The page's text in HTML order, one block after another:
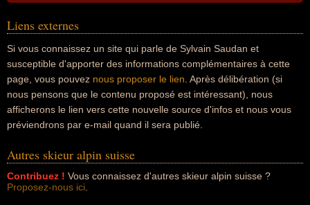
Liens externes
Si vous connaissez un site qui parle de Sylvain Saudan et
susceptible d'apporter des informations complémentaires à cette
page, vous pouvez nous proposer le lien . Après délibération (si
nous pensons que le contenu proposé est intéressant), nous
afficherons le lien vers cette nouvelle source d'infos et nous vous
préviendrons par e-mail quand il sera publié.
Autres skieur alpin suisse
Contribuez ! Vous connaissez d'autres skieur alpin suisse ?
Proposez-nous ici